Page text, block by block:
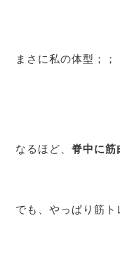
まさに私の体型；；
なるほど、脊中に筋
でも、やっぱり筋